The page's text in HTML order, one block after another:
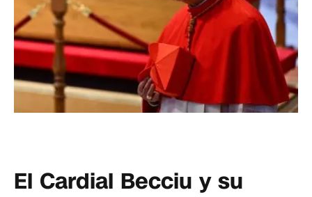
El Cardial Becciu y su